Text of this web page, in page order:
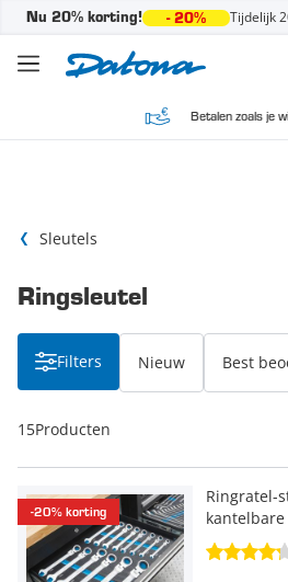
Nu 20% korting! - 20% Tijdelijk
Betalen zoals je wilt,
Sleutels
Ringsleutel
Filters Nieuw Best
15Producten
-20% korting
Ringratel-
kantelbare